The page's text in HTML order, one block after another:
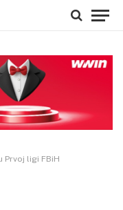
Prvoj ligi FBiH